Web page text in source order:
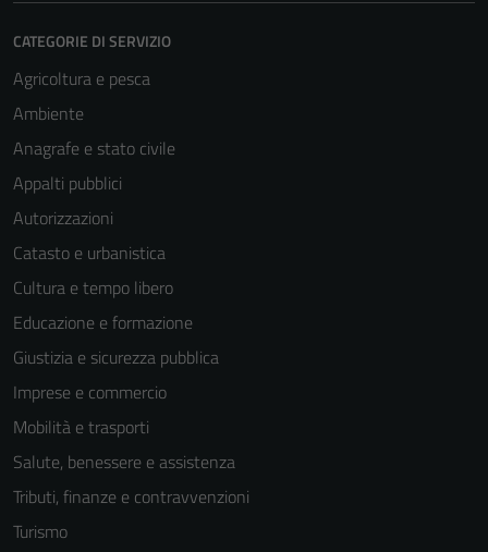
CATEGORIE DI SERVIZIO
Agricoltura e pesca
Ambiente
Anagrafe e stato civile
Appalti pubblici
Autorizzazioni
Catasto e urbanistica
Cultura e tempo libero
Educazione e formazione
Giustizia e sicurezza pubblica
Imprese e commercio
Mobilità e trasporti
Salute, benessere e assistenza
Tributi, finanze e contravvenzioni
Turismo